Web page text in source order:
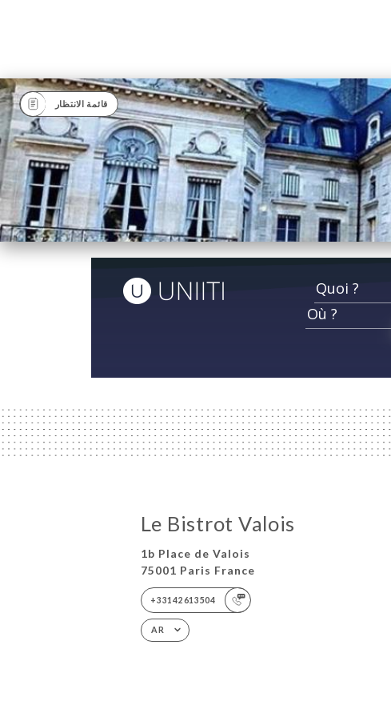
قائمة الانتظار
Le Bistrot Valois
1b Place de Valois
75001 Paris France
+33142613504
AR